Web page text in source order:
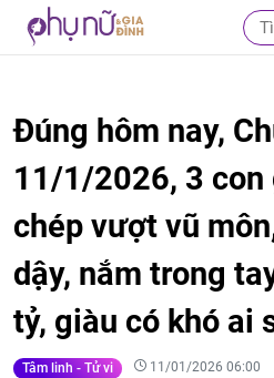
Đúng hôm nay,
11/1/2026, 3 con
chép vượt vũ
dậy, nắm trong
tỷ, giàu có khó ai
Tâm linh - Tử vi 11/01/2026 06:00